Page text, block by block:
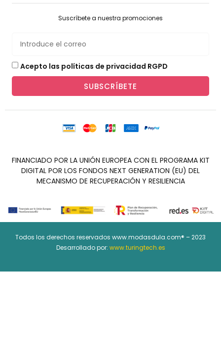
Suscríbete a nuestra promociones
Acepto las políticas de privacidad RGPD
SUBSCRÍBETE
FINANCIADO POR LA UNIÓN EUROPEA CON EL PROGRAMA KIT
DIGITAL POR LOS FONDOS NEXT GENERATION (EU) DEL
MECANISMO DE RECUPERACIÓN Y RESILIENCIA
Todos los derechos reservados www.modasdula.com® – 2023
Desarrollado por: www.turingtech.es